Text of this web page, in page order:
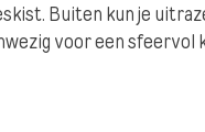
Buiten kun je
voor een sfeervol